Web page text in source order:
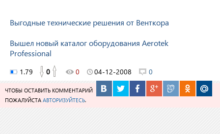
Выгодные технические решения от Венткора
Вышел новый каталог оборудования Aerotek
Professional
1.79 0 0 04-12-2008 0
ЧТОБЫ ОСТАВИТЬ КОММЕНТАРИЙ
ПОЖАЛУЙСТА АВТОРИЗУЙТЕСЬ.